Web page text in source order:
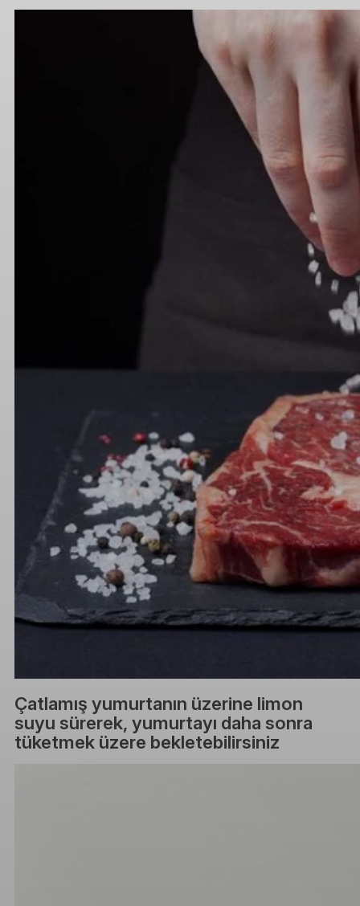
Çatlamış yumurtanın üzerine limon
suyu sürerek, yumurtayı daha sonra
tüketmek üzere bekletebilirsiniz